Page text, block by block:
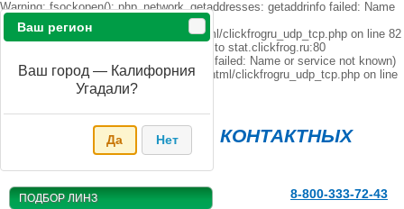
Warning: fsockopen(): php_network_getaddresses: getaddrinfo failed: Name
or service not known in
/home/s/sanaevkf/opticfree.ru/public_html/clickfrogru_udp_tcp.php on line 82
Warning: fsockopen(): unable to connect to stat.clickfrog.ru:80
(php_network_getaddresses: getaddrinfo failed: Name or service not known)
in /home/s/sanaevkf/opticfree.ru/public_html/clickfrogru_udp_tcp.php on line
Магазин КОНТАКТНЫХ
ЛИНЗ
ПОДБОР ЛИНЗ
8-800-333-72-43
Ваш регион
Ваш город — Калифорния
Угадали?
Да Нет